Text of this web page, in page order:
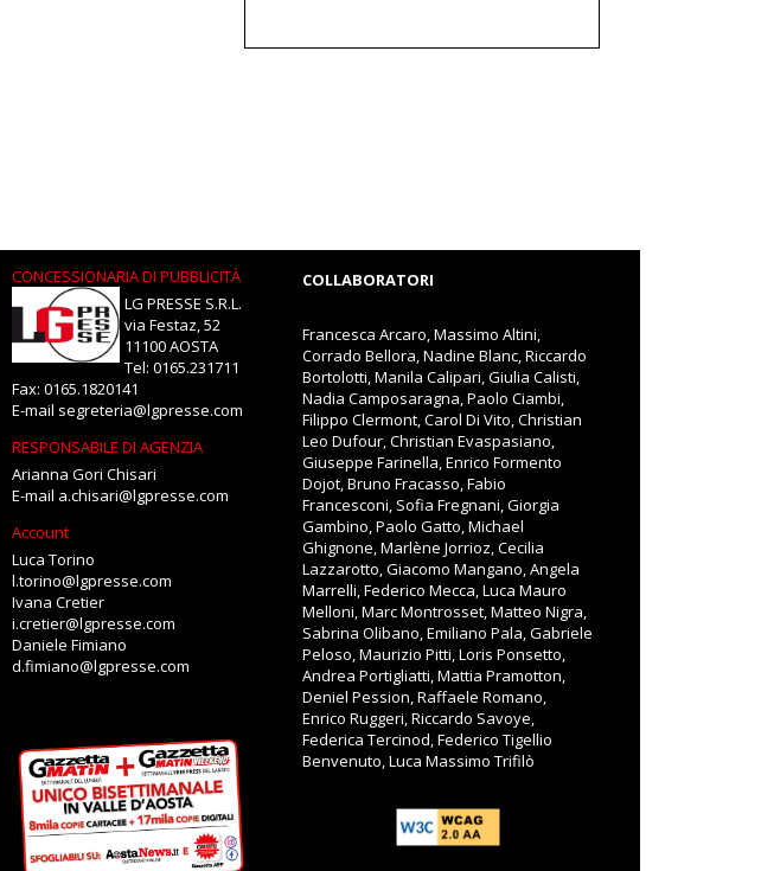
CONCESSIONARIA DI PUBBLICITÀ
LG PRESSE S.R.L.
via Festaz, 52
11100 AOSTA
Tel: 0165.231711
Fax: 0165.1820141
E-mail segreteria@lgpresse.com
RESPONSABILE DI AGENZIA
Arianna Gori Chisari
E-mail a.chisari@lgpresse.com
Account
Luca Torino
l.torino@lgpresse.com
Ivana Cretier
i.cretier@lgpresse.com
Daniele Fimiano
d.fimiano@lgpresse.com
COLLABORATORI
Francesca Arcaro, Massimo Altini,
Corrado Bellora, Nadine Blanc, Riccardo
Bortolotti, Manila Calipari, Giulia Calisti,
Nadia Camposaragna, Paolo Ciambi,
Filippo Clermont, Carol Di Vito, Christian
Leo Dufour, Christian Evaspasiano,
Giuseppe Farinella, Enrico Formento
Dojot, Bruno Fracasso, Fabio
Francesconi, Sofia Fregnani, Giorgia
Gambino, Paolo Gatto, Michael
Ghignone, Marlène Jorrioz, Cecilia
Lazzarotto, Giacomo Mangano, Angela
Marrelli, Federico Mecca, Luca Mauro
Melloni, Marc Montrosset, Matteo Nigra,
Sabrina Olibano, Emiliano Pala, Gabriele
Peloso, Maurizio Pitti, Loris Ponsetto,
Andrea Portigliatti, Mattia Pramotton,
Deniel Pession, Raffaele Romano,
Enrico Ruggeri, Riccardo Savoye,
Federica Tercinod, Federico Tigellio
Benvenuto, Luca Massimo Trifilò